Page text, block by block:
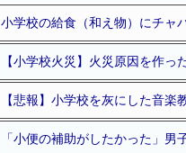
小学校の給食（和え物）にチ
【小学校火災】火災原因を作っ
【悲報】小学校を灰にした音
「小便の補助がしたかった」